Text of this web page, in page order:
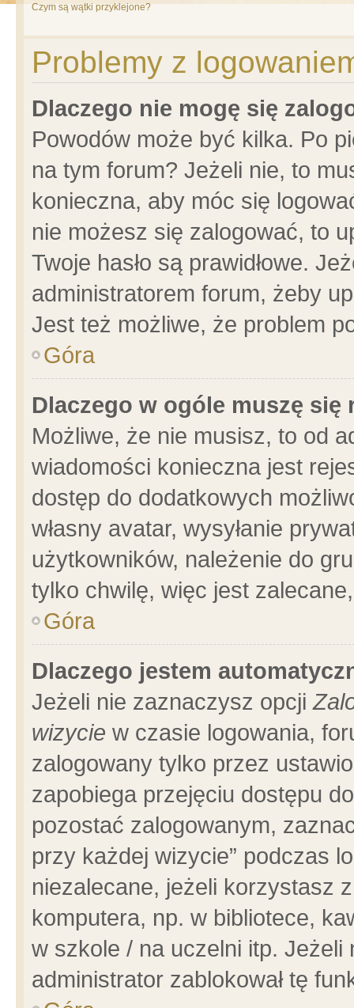
Czym są wątki przyklejone?
Problemy z
Dlaczego nie mogę się
Powodów może być kilka. Po
na tym forum? Jeżeli nie, to
konieczna, aby móc się
nie możesz się zalogować, to
Twoje hasło są prawidłowe.
administratorem forum, żeby
Jest też możliwe, że problem
Góra
Dlaczego w ogóle muszę się
Możliwe, że nie musisz, to od
wiadomości konieczna jest
dostęp do dodatkowych
własny avatar, wysyłanie
użytkowników, należenie do
tylko chwilę, więc jest
Góra
Dlaczego jestem
Jeżeli nie zaznaczysz opcji
wizycie w czasie logowania,
zalogowany tylko przez
zapobiega przejęciu dostępu
pozostać zalogowanym,
przy każdej wizycie” podczas
niezalecane, jeżeli korzystasz
komputera, np. w bibliotece,
w szkole / na uczelni itp.
administrator zablokował tę